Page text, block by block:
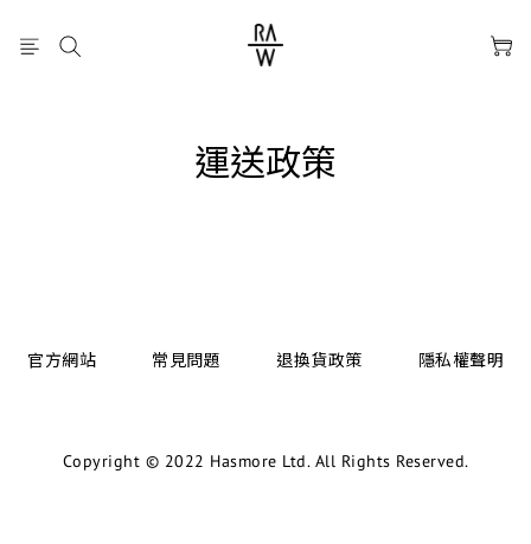
運送政策
官方網站 常見問題 退換貨政策 隱私權聲明
Copyright © 2022 Hasmore Ltd. All Rights Reserved.